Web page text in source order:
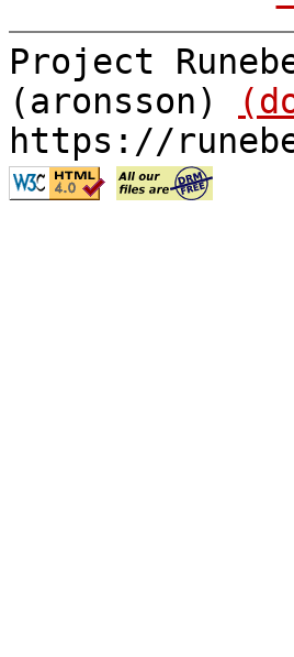
Project
(aronsson)
https://